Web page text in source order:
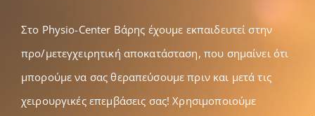
Gallery
Επικοινωνία
Στο Physio-Center Βάρης έχουμε εκπαιδευτεί στην
προ/μετεγχειρητική αποκατάσταση, που σημαίνει ότι
μπορούμε να σας θεραπεύσουμε πριν και μετά τις
χειρουργικές επεμβάσεις σας! Χρησιμοποιούμε